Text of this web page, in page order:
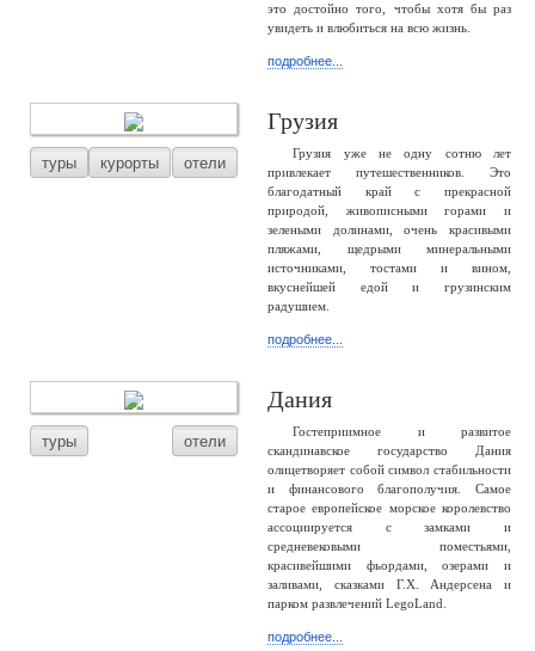
это достойно того, чтобы хотя бы раз
увидеть и влюбиться на всю жизнь.
подробнее...
туры курорты отели
Грузия
Грузия уже не одну сотню лет
привлекает путешественников. Это
благодатный край с прекрасной
природой, живописными горами и
зелеными долинами, очень красивыми
пляжами, щедрыми минеральными
источниками, тостами и вином,
вкуснейшей едой и грузинским
радушием.
подробнее...
туры отели
Дания
Гостеприимное и развитое
скандинавское государство Дания
олицетворяет собой символ стабильности
и финансового благополучия. Самое
старое европейское морское королевство
ассоциируется с замками и
средневековыми поместьями,
красивейшими фьордами, озерами и
заливами, сказками Г.Х. Андерсена и
парком развлечений LegoLand.
подробнее...